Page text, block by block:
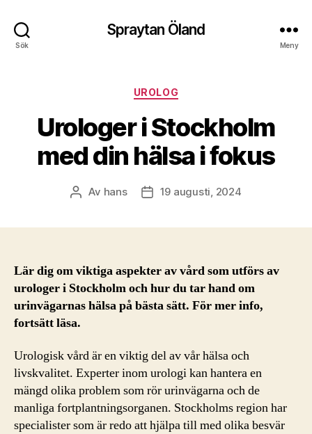
Sök
Spraytan Öland
Meny
Kategorier
UROLOG
Urologer i Stockholm
med din hälsa i fokus
Inläggsförfattare
Av hans Inläggsdatum
19 augusti, 2024
Lär dig om viktiga aspekter av vård som utförs av
urologer i Stockholm och hur du tar hand om
urinvägarnas hälsa på bästa sätt. För mer info,
fortsätt läsa.
Urologisk vård är en viktig del av vår hälsa och
livskvalitet. Experter inom urologi kan hantera en
mängd olika problem som rör urinvägarna och de
manliga fortplantningsorganen. Stockholms region har
specialister som är redo att hjälpa till med olika besvär